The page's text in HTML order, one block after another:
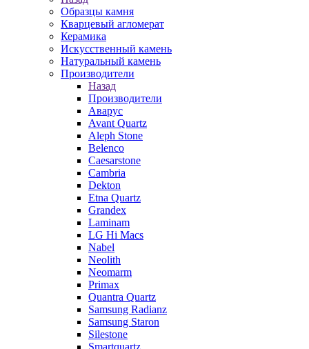
Образцы камня
Кварцевый агломерат
Керамика
Искусственный камень
Натуральный камень
Производители
Назад
Производители
Аварус
Avant Quartz
Aleph Stone
Belenco
Caesarstone
Cambria
Dekton
Etna Quartz
Grandex
Laminam
LG Hi Macs
Nabel
Neolith
Neomarm
Primax
Quantra Quartz
Samsung Radianz
Samsung Staron
Silestone
Smartquartz